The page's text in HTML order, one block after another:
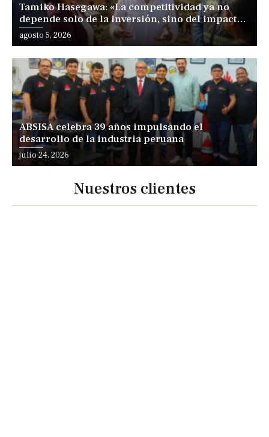
Tamiko Hasegawa: «La competitividad ya no
depende solo de la inversión, sino del impacto
positivo en los territorios y las personas»
agosto 5, 2026
ABSISA celebra 39 años impulsando el
desarrollo de la industria peruana
julio 24, 2026
Nuestros clientes